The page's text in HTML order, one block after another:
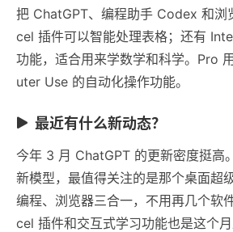
把 ChatGPT、编程助手 Codex 和浏
cel 插件可以智能处理表格；还有
功能，适合用来学数学和科学。Pro
uter Use 的自动化操作功能。
最近有什么新动态？
今年 3 月 ChatGPT 的更新密度挺高
新模型，最值得关注的是那个桌面超
编程、浏览器三合一，不用再几个软
cel 插件和交互式学习功能也是这个